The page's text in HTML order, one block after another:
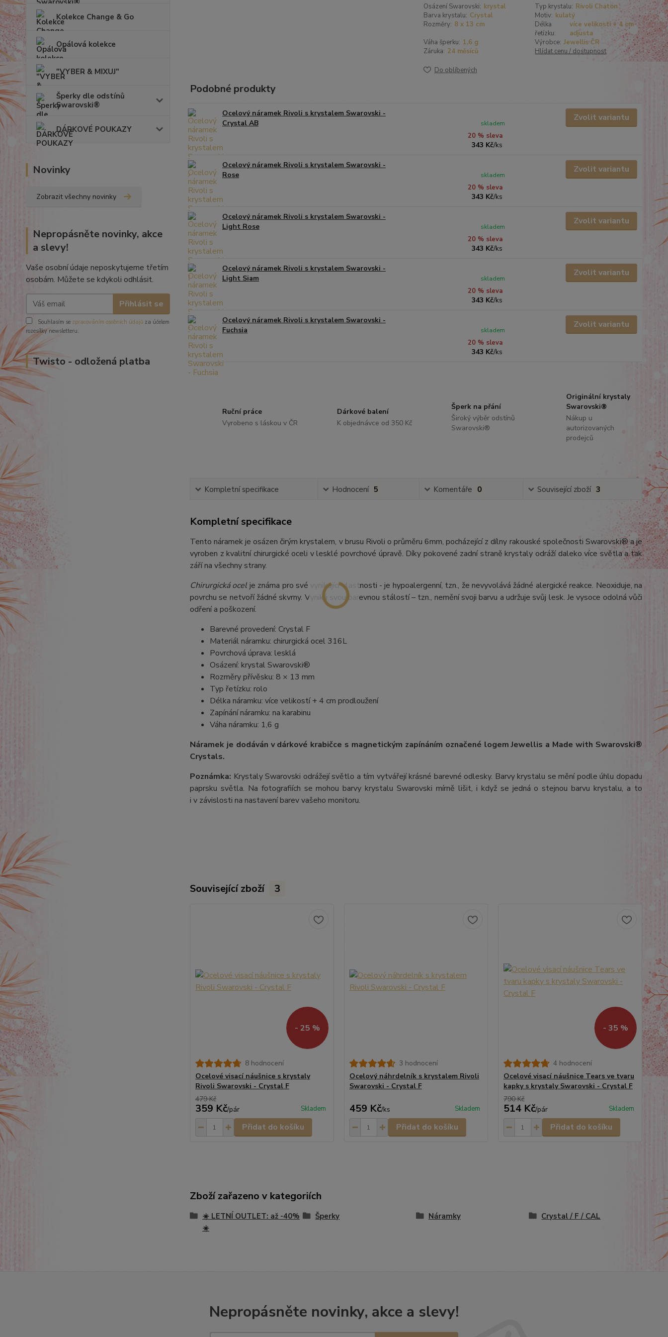
Kolekce Change & Go
Opálová kolekce
"VYBER & MIXUJ"
Šperky dle odstínů
Swarovski®
DÁRKOVÉ POUKAZY
Novinky
Zobrazit všechny novinky
Nepropásněte novinky, akce
a slevy!
Vaše osobní údaje neposkytujeme třetím
osobám. Můžete se kdykoli odhlásit.
Přihlásit se
Souhlasím se zpracováním osobních údajů za účelem
rozesílky newsletteru.
Twisto - odložená platba
Osázení Swarovski: krystal Typ krystalu: Rivoli Chaton
Barva krystalu: Crystal Motiv: kulatý
Rozměry: 8 x 13 cm
Délka
řetízku:
více velikostí + 4 cm
adjusta
Váha šperku: 1,6 g Výrobce: Jewellis ČR
Záruka: 24 měsíců Hlídat cenu / dostupnost
Do oblíbených
Podobné produkty
Ocelový náramek Rivoli s krystalem Swarovski -
Crystal AB
20 % sleva
343 Kč/ks
skladem
Zvolit variantu
Ocelový náramek Rivoli s krystalem Swarovski -
Rose
20 % sleva
343 Kč/ks
skladem
Zvolit variantu
Ocelový náramek Rivoli s krystalem Swarovski -
Light Rose
20 % sleva
343 Kč/ks
skladem
Zvolit variantu
Ocelový náramek Rivoli s krystalem Swarovski -
Light Siam
20 % sleva
343 Kč/ks
skladem
Zvolit variantu
Ocelový náramek Rivoli s krystalem Swarovski -
Fuchsia
20 % sleva
343 Kč/ks
skladem
Zvolit variantu
Ruční práce
Vyrobeno s láskou v ČR
Dárkové balení
K objednávce od 350 Kč
Šperk na přání
Široký výběr odstínů
Swarovski®
Originální krystaly
Swarovski®
Nákup u
autorizovaných
prodejců
Kompletní specifikace Hodnocení 5 Komentáře 0 Související zboží 3
Kompletní specifikace
Tento náramek je osázen čirým krystalem, v brusu Rivoli o průměru 6mm, pocházející z dílny rakouské společnosti Swarovski® a je
vyroben z kvalitní chirurgické oceli v lesklé povrchové úpravě. Díky pokovené zadní straně krystaly odráží daleko více světla a tak
září na všechny strany.
Chirurgická ocel je známa pro své vynikající vlastnosti - je hypoalergenní, tzn., že nevyvolává žádné alergické reakce. Neoxiduje, na
povrchu se netvoří žádné skvrny. Vyniká svou barevnou stálostí – tzn., nemění svoji barvu a udržuje svůj lesk. Je vysoce odolná vůči
odření a poškození.
Barevné provedení: Crystal F
Materiál náramku: chirurgická ocel 316L
Povrchová úprava: lesklá
Osázení: krystal Swarovski®
Rozměry přívěsku: 8 × 13 mm
Typ řetízku: rolo
Délka náramku: více velikostí + 4 cm prodloužení
Zapínání náramku: na karabinu
Váha náramku: 1,6 g
Náramek je dodáván v dárkové krabičce s magnetickým zapínáním označené logem Jewellis a Made with Swarovski®
Crystals.
Poznámka: Krystaly Swarovski odrážejí světlo a tím vytvářejí krásné barevné odlesky. Barvy krystalu se mění podle úhlu dopadu
paprsku světla. Na fotografiích se mohou barvy krystalu Swarovski mírně lišit, i když se jedná o stejnou barvu krystalu, a to
i v závislosti na nastavení barev vašeho monitoru.
Související zboží 3
- 25 %
8 hodnocení
Ocelové visací náušnice s krystaly
Rivoli Swarovski - Crystal F
479 Kč
359 Kč/pár Skladem
Přidat do košíku
3 hodnocení
Ocelový náhrdelník s krystalem Rivoli
Swarovski - Crystal F
459 Kč/ks Skladem
Přidat do košíku
- 35 %
4 hodnocení
Ocelové visací náušnice Tears ve tvaru
kapky s krystaly Swarovski - Crystal F
790 Kč
514 Kč/pár Skladem
Přidat do košíku
Zboží zařazeno v kategoriích
☀️ LETNÍ OUTLET: až -40%
☀️
Šperky Náramky Crystal / F / CAL
Nepropásněte novinky, akce a slevy!